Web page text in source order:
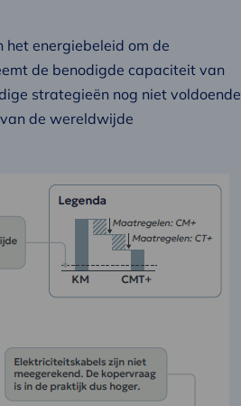
het energiebeleid om de
de benodigde capaciteit van
strategieën nog niet voldoende
de wereldwijde